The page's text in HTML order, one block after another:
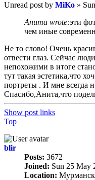
Unread post by MiKo »
Анита wrote:эти
чем иные
Не то слово! Очень
отвести глаз. Сейчас
непохожими в итоге
тут такая эстетика,что
портреты . И мне всегда
Спасибо,Анита,что
Show post links
Top
blir
Posts: 3672
Joined: Sun 25 May
Location: